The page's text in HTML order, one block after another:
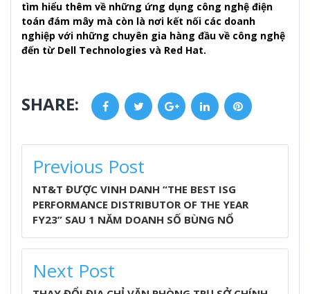
tìm hiểu thêm về những ứng dụng công nghệ điện
toán đám mây mà còn là nơi kết nối các doanh
nghiệp với những chuyên gia hàng đầu về công nghệ
đến từ Dell Technologies và Red Hat.
SHARE: FacebookTwitter Google+LinkedInPinterest
POST
NAVIGATION
Previous Post
NT&T ĐƯỢC VINH DANH “THE BEST ISG
PERFORMANCE DISTRIBUTOR OF THE YEAR
FY23” SAU 1 NĂM DOANH SỐ BÙNG NỔ
Next Post